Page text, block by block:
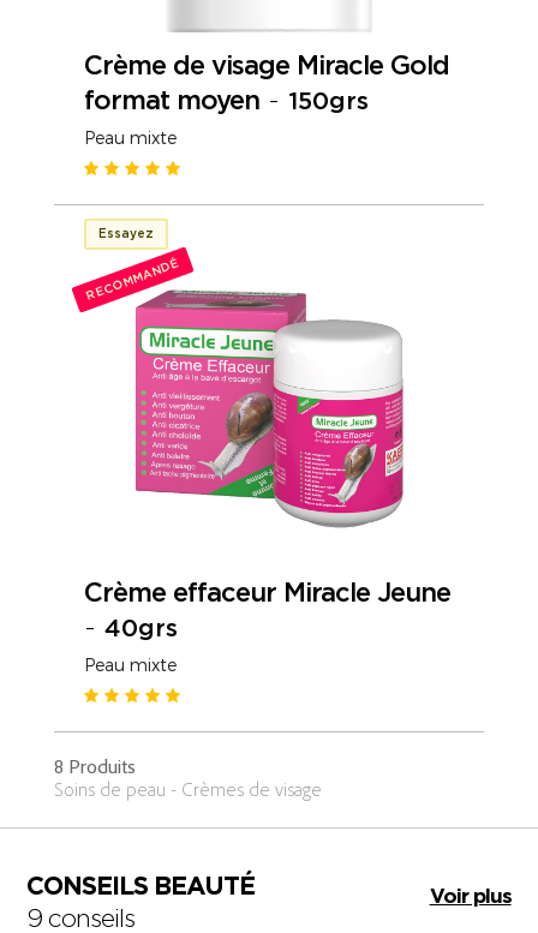
Crème de visage Miracle Gold
format moyen- 150grs
Peau mixte
Essayez
RECOMMANDÉ
Crème effaceur Miracle Jeune
- 40grs
Peau mixte
8 Produits
Soins de peau - Crèmes de visage
CONSEILS BEAUTÉ
9 conseils
Voir plus